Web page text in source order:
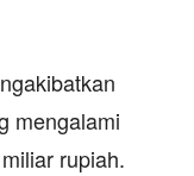
mengalami
rupiah.